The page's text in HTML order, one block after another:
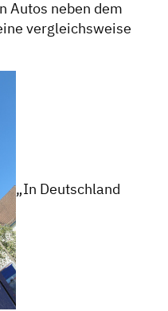
Autos neben dem
vergleichsweise
„In Deutschland